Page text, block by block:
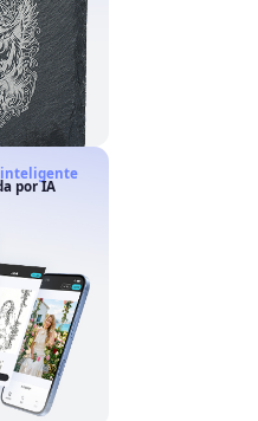
inteligente
por IA